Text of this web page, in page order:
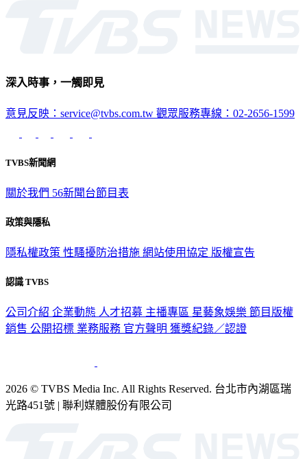
深入時事，一觸即見
意見反映：service@tvbs.com.tw 觀眾服務專線：02-2656-1599
TVBS新聞網
關於我們 56新聞台節目表
政策與隱私
隱私權政策 性騷擾防治措施 網站使用協定 版權宣告
認識 TVBS
公司介紹 企業動態 人才招募 主播專區 星藝象娛樂 節目版權
銷售 公開招標 業務服務 官方聲明 獲獎紀錄／認證
2026 © TVBS Media Inc. All Rights Reserved. 台北市內湖區瑞
光路451號 | 聯利媒體股份有限公司